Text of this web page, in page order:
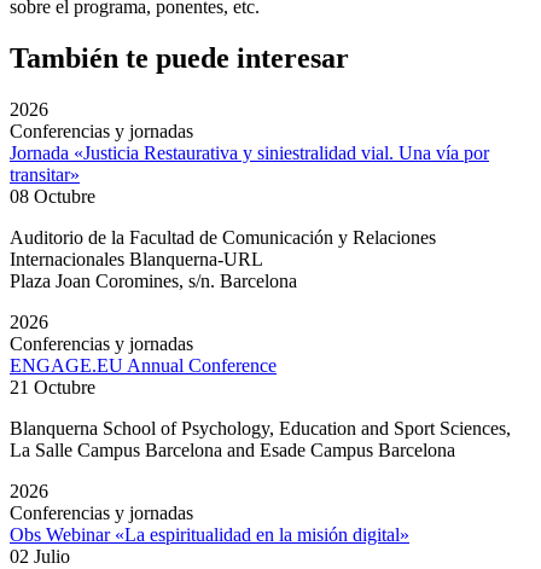
sobre el programa, ponentes, etc.
También te puede interesar
2026
Conferencias y jornadas
Jornada «Justicia Restaurativa y siniestralidad vial. Una vía por
transitar»
08 Octubre
Auditorio de la Facultad de Comunicación y Relaciones
Internacionales Blanquerna-URL
Plaza Joan Coromines, s/n. Barcelona
2026
Conferencias y jornadas
ENGAGE.EU Annual Conference
21 Octubre
Blanquerna School of Psychology, Education and Sport Sciences,
La Salle Campus Barcelona and Esade Campus Barcelona
2026
Conferencias y jornadas
Obs Webinar «La espiritualidad en la misión digital»
02 Julio